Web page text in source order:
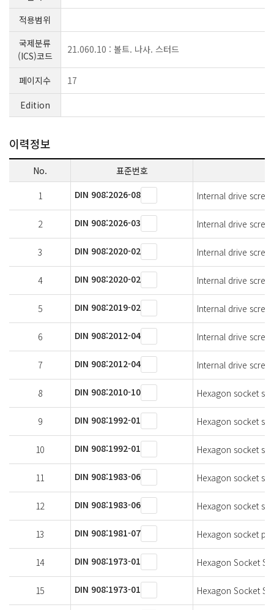
적용범위
국제분류
(ICS)코드
21.060.10 : 볼트. 나사. 스터드
페이지수
17
Edition
이력정보
No. 표준번호
1 DIN 908:2026-08 Internal drive
2 DIN 908:2026-03 Internal drive
3 DIN 908:2020-02 Internal drive
4 DIN 908:2020-02 Internal drive
5 DIN 908:2019-02 Internal drive
6 DIN 908:2012-04 Internal drive
7 DIN 908:2012-04 Internal drive
8 DIN 908:2010-10 Hexagon socket
9 DIN 908:1992-01 Hexagon socket
10 DIN 908:1992-01 Hexagon socket
11 DIN 908:1983-06 Hexagon socket
12 DIN 908:1983-06 Hexagon socket
13 DIN 908:1981-07 Hexagon socket
14 DIN 908:1973-01 Hexagon Socket
15 DIN 908:1973-01 Hexagon Socket